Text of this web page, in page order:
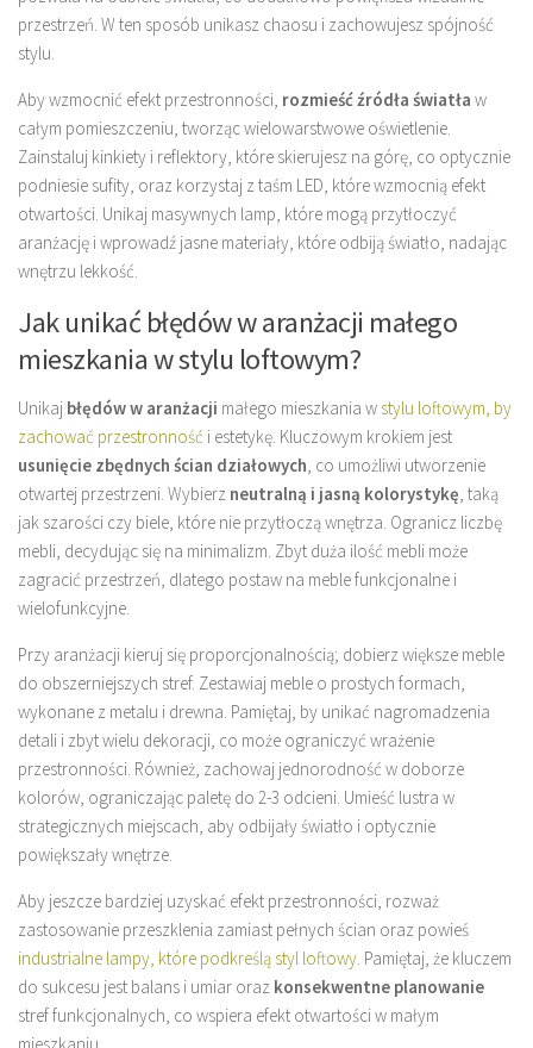
przestrzeń. W ten sposób unikasz chaosu i zachowujesz spójność
stylu.
Aby wzmocnić efekt przestronności, rozmieść źródła światła w
całym pomieszczeniu, tworząc wielowarstwowe oświetlenie.
Zainstaluj kinkiety i reflektory, które skierujesz na górę, co optycznie
podniesie sufity, oraz korzystaj z taśm LED, które wzmocnią efekt
otwartości. Unikaj masywnych lamp, które mogą przytłoczyć
aranżację i wprowadź jasne materiały, które odbiją światło, nadając
wnętrzu lekkość.
Jak unikać błędów w aranżacji małego
mieszkania w stylu loftowym?
Unikaj błędów w aranżacji małego mieszkania w stylu loftowym, by
zachować przestronność i estetykę. Kluczowym krokiem jest
usunięcie zbędnych ścian działowych , co umożliwi utworzenie
otwartej przestrzeni. Wybierz neutralną i jasną kolorystykę , taką
jak szarości czy biele, które nie przytłoczą wnętrza. Ogranicz liczbę
mebli, decydując się na minimalizm. Zbyt duża ilość mebli może
zagracić przestrzeń, dlatego postaw na meble funkcjonalne i
wielofunkcyjne.
Przy aranżacji kieruj się proporcjonalnością; dobierz większe meble
do obszerniejszych stref. Zestawiaj meble o prostych formach,
wykonane z metalu i drewna. Pamiętaj, by unikać nagromadzenia
detali i zbyt wielu dekoracji, co może ograniczyć wrażenie
przestronności. Również, zachowaj jednorodność w doborze
kolorów, ograniczając paletę do 2-3 odcieni. Umieść lustra w
strategicznych miejscach, aby odbijały światło i optycznie
powiększały wnętrze.
Aby jeszcze bardziej uzyskać efekt przestronności, rozważ
zastosowanie przeszklenia zamiast pełnych ścian oraz powieś
industrialne lampy, które podkreślą styl loftowy . Pamiętaj, że kluczem
do sukcesu jest balans i umiar oraz konsekwentne planowanie
stref funkcjonalnych, co wspiera efekt otwartości w małym
mieszkaniu.